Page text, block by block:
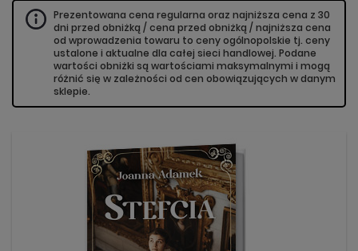
Prezentowana cena regularna oraz najniższa cena z 30
dni przed obniżką / cena przed obniżką / najniższa cena
od wprowadzenia towaru to ceny ogólnopolskie tj. ceny
ustalone i aktualne dla całej sieci handlowej. Podane
wartości obniżki są wartościami maksymalnymi i mogą
różnić się w zależności od cen obowiązujących w danym
sklepie.